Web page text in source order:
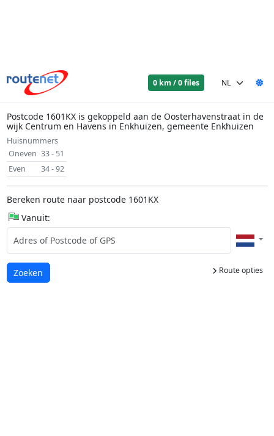
0 km / 0 files
Postcode 1601KX is gekoppeld aan de Oosterhavenstraat in de
wijk Centrum en Havens in Enkhuizen, gemeente Enkhuizen
Huisnummers
Oneven 33 - 51
Even
34 - 92
Bereken route naar postcode 1601KX
Vanuit:
Route opties
Laden...
Zoeken